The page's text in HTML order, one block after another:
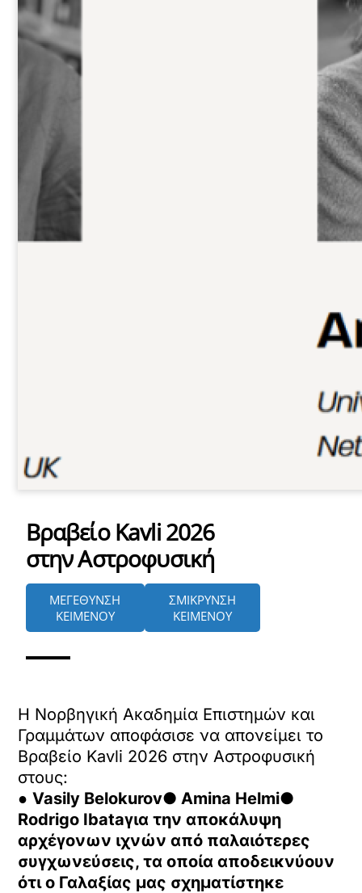
Βραβείο Kavli 2026
στην Αστροφυσική
ΜΕΓΕΘΥΝΣΗ
ΚΕΙΜΕΝΟΥ
ΣΜΙΚΡΥΝΣΗ
ΚΕΙΜΕΝΟΥ
Η Νορβηγική Ακαδημία Επιστημών και
Γραμμάτων αποφάσισε να απονείμει το
Βραβείο Kavli 2026 στην Αστροφυσική
στους:
●Vasily Belokurov●Amina Helmi●
Rodrigo Ibataγια την αποκάλυψη
αρχέγονων ιχνών από παλαιότερες
συγχωνεύσεις, τα οποία αποδεικνύουν
ότι ο Γαλαξίας μας σχηματίστηκε